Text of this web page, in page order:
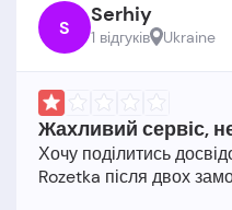
S Serhiy
1 відгукiв Ukraine
Жахливий сервіс,
Хочу поділитись
Rozetka після двох